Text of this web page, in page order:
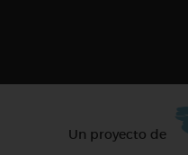
Un proyecto de